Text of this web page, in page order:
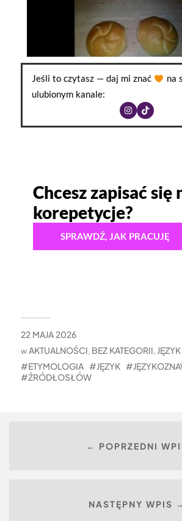
Jeśli to czytasz — daj mi znać
na
ulubionym kanale:
Chcesz zapisać się
korepetycje?
SPRAWDŹ, JAK PRACUJĘ
22 MAJA 2026
wAKTUALNOŚCI, BEZ KATEGORII, JĘZYK
ETYMOLOGIA
JĘZYK
ŹRÓDŁOSŁÓW
← POPRZEDNI
NASTĘPNY WPIS →